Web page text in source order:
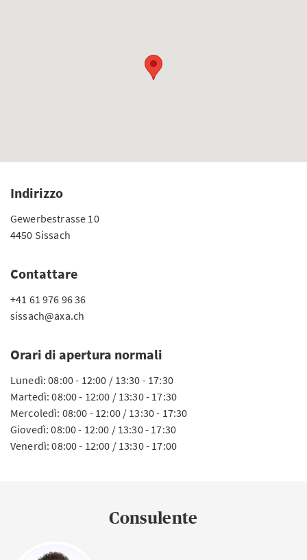
Indirizzo
Gewerbestrasse 10
4450 Sissach
Contattare
+41 61 976 96 36
sissach@axa.ch
Orari di apertura normali
Lunedì: 08:00 - 12:00 / 13:30 - 17:30
Martedì: 08:00 - 12:00 / 13:30 - 17:30
Mercoledì: 08:00 - 12:00 / 13:30 - 17:30
Giovedì: 08:00 - 12:00 / 13:30 - 17:30
Venerdì: 08:00 - 12:00 / 13:30 - 17:00
Consulente